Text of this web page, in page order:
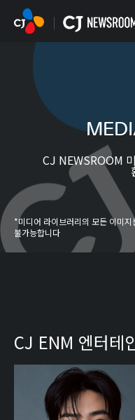
CJ NEWSROOM
*미디어 라이브러리의 모든 이미
불가능합니다
CJ ENM 엔터테